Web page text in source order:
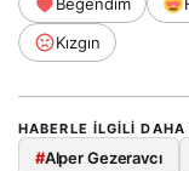
Beğendim
Kızgın
HABERLE ILGILI DAHA
#Alper Gezeravcı